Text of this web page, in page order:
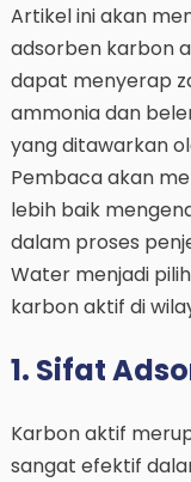
Artikel ini akan
adsorben karbon
dapat menyerap
ammonia dan
yang ditawarkan
Pembaca akan
lebih baik
dalam proses
Water menjadi
karbon aktif di
1. Sifat
Karbon aktif
sangat efektif